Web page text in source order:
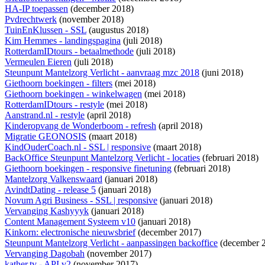
HA-IP toepassen (december 2018)
Pvdrechtwerk (november 2018)
TuinEnKlussen - SSL (augustus 2018)
Kim Hemmes - landingspagina (juli 2018)
RotterdamIDtours - betaalmethode (juli 2018)
Vermeulen Eieren (juli 2018)
Steunpunt Mantelzorg Verlicht - aanvraag mzc 2018 (juni 2018)
Giethoorn boekingen - filters (mei 2018)
Giethoorn boekingen - winkelwagen (mei 2018)
RotterdamIDtours - restyle (mei 2018)
Aanstrand.nl - restyle (april 2018)
Kinderopvang de Wonderboom - refresh (april 2018)
Migratie GEONOSIS (maart 2018)
KindOuderCoach.nl - SSL | responsive (maart 2018)
BackOffice Steunpunt Mantelzorg Verlicht - locaties (februari 2018)
Giethoorn boekingen - responsive finetuning (februari 2018)
Mantelzorg Valkenswaard (januari 2018)
AvindtDating - release 5 (januari 2018)
Novum Agri Business - SSL | responsive (januari 2018)
Vervanging Kashyyyk (januari 2018)
Content Management Systeem v10 (januari 2018)
Kinkorn: electronische nieuwsbrief(december 2017)
Steunpunt Mantelzorg Verlicht - aanpassingen backoffice (december
Vervanging Dagobah (november 2017)